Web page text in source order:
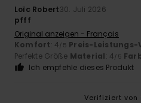
Loïc Robert30. Juli 2026
pfff
Original anzeigen - Français
Komfort: 4/5 Preis-Leistungs-
Perfekte Größe Material: 4/5
Ich empfehle dieses Produkt
Verifiziert von